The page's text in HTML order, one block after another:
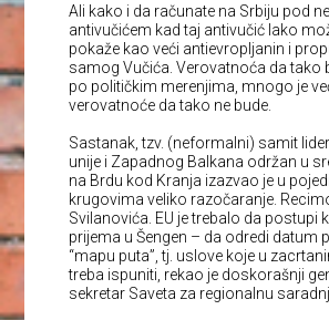
Ali kako i da računate na Srbiju pod
antivučićem kad taj antivučić lako
pokaže kao veći antievropljanin i
samog Vučića. Verovatnoća da tako
po političkim merenjima, mnogo je
verovatnoće da tako ne bude.
Sastanak, tzv. (neformalni) samit
unije i Zapadnog Balkana održan u
na Brdu kod Kranja izazvao je u
krugovima veliko razočaranje.
Svilanovića. EU je trebalo da postupi
prijema u Šengen – da odredi datum
“mapu puta”, tj. uslove koje u
treba ispuniti, rekao je doskorašnji
sekretar Saveta za regionalnu